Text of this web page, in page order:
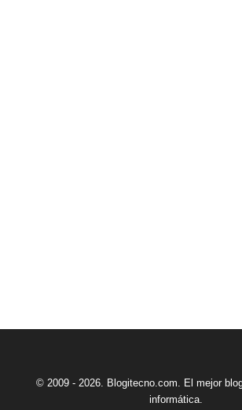
© 2009 - 2026. Blogitecno.com. El mejor
informática.